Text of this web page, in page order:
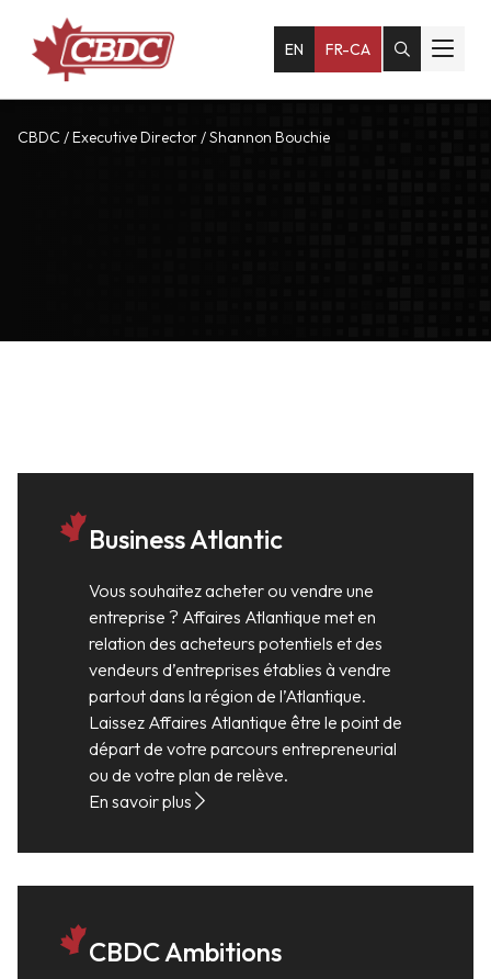
EN FR-CA
CBDC /Executive Director/Shannon Bouchie
Business Atlantic
Vous souhaitez acheter ou vendre une
entreprise ? Affaires Atlantique met en
relation des acheteurs potentiels et des
vendeurs d’entreprises établies à vendre
partout dans la région de l’Atlantique.
Laissez Affaires Atlantique être le point de
départ de votre parcours entrepreneurial
ou de votre plan de relève.
En savoir plus
CBDC Ambitions